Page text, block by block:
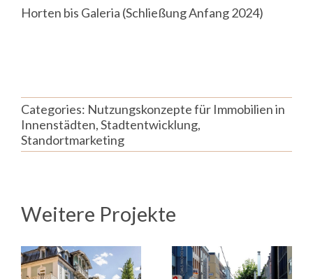
Horten bis Galeria (Schließung Anfang 2024)
Categories: Nutzungskonzepte für Immobilien in
Innenstädten,Stadtentwicklung,
Standortmarketing
Weitere Projekte